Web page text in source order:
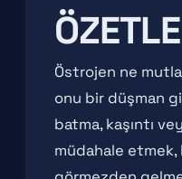
ÖZETLE
Östrojen ne
onu bir düşman
batma, kaşıntı
müdahale etmek,